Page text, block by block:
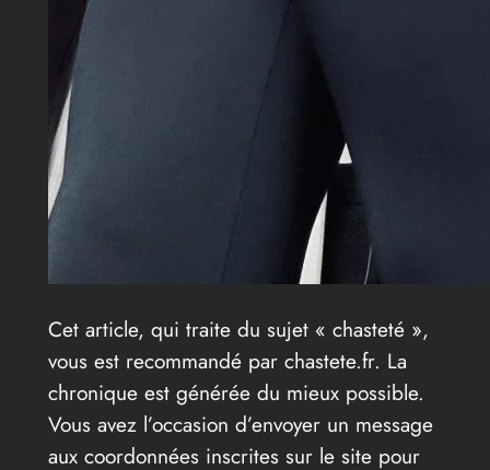
Cet article, qui traite du sujet « chasteté »,
vous est recommandé par chastete.fr. La
chronique est générée du mieux possible.
Vous avez l’occasion d’envoyer un message
aux coordonnées inscrites sur le site pour